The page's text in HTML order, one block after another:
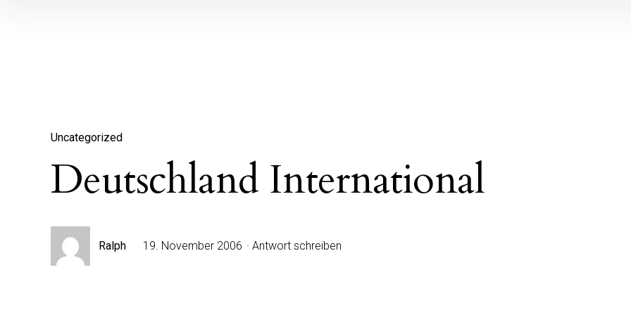
Uncategorized
Deutschland International
Ralph 19. November 2006 Antwort schreiben